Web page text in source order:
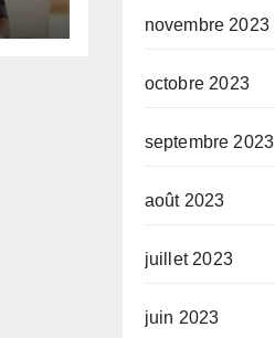
novembre 2023
octobre 2023
septembre 2023
août 2023
juillet 2023
juin 2023